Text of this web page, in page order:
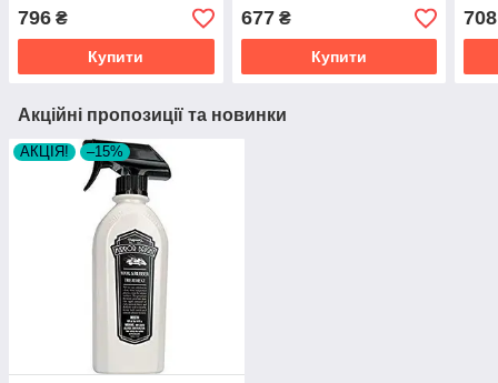
(DRTU15532)
796 ₴
Купити
677₴
Купити
708
Акційні пропозиції та новинки
АКЦІЯ! –15%